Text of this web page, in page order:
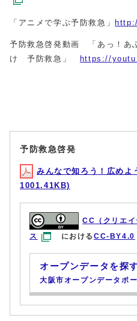
「アニメで学ぶ予防救急」
予防救急啓発動画 「あっ！あ
け 予防救急」
https://
予防救急啓発
みんなで知ろう！広め
1001.41KB)
CC（クリエ
ス
におけるCC-BY4.0
オープンデータを探
大阪市オープンデータポ